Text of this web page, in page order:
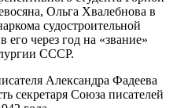
Ольга Хвалебнова в
судостроительной
через год на «звание»
СССР.
Александра Фадеева
секретаря Союза писателей